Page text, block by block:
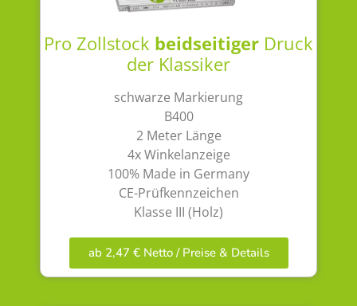
Pro Zollstock beidseitiger Druck
der Klassiker
schwarze Markierung
B400
2 Meter Länge
4x Winkelanzeige
100% Made in Germany
CE-Prüfkennzeichen
Klasse III (Holz)
ab 2,47 € Netto / Preise & Details